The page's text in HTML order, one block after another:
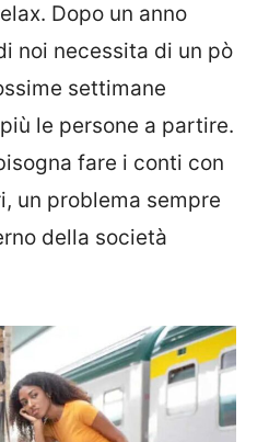
Dopo un anno
noi necessita di un pò
settimane
le persone a partire.
fare i conti con
un problema sempre
della società